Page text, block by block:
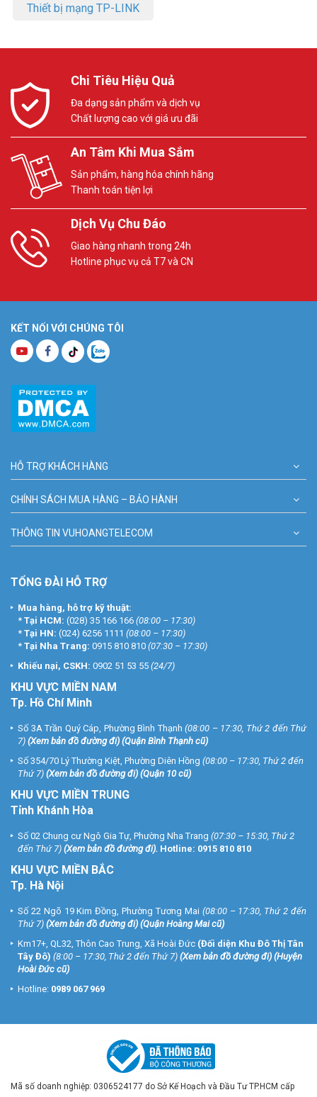
Thiết bị mạng TP-LINK
Chi Tiêu Hiệu Quả
Đa dạng sản phẩm và dịch vụ
Chất lượng cao với giá ưu đãi
An Tâm Khi Mua Sắm
Sản phẩm, hàng hóa chính hãng
Thanh toán tiện lợi
Dịch Vụ Chu Đáo
Giao hàng nhanh trong 24h
Hotline phục vụ cả T7 và CN
KẾT NỐI VỚI CHÚNG TÔI
HỖ TRỢ KHÁCH HÀNG
CHÍNH SÁCH MUA HÀNG – BẢO HÀNH
THÔNG TIN VUHOANGTELECOM
TỔNG ĐÀI HỖ TRỢ
Mua hàng, hỗ trợ kỹ thuật:
* Tại HCM: (028) 35 166 166 (08:00 – 17:30)
* Tại HN: (024) 6256 1111 (08:00 – 17:30)
* Tại Nha Trang: 0915 810 810 (07:30 – 17:30)
Khiếu nại, CSKH: 0902 51 53 55 (24/7)
KHU VỰC MIỀN NAM
Tp. Hồ Chí Minh
Số 3A Trần Quý Cáp, Phường Bình Thạnh (08:00 – 17:30, Thứ 2 đến Thứ
7) (Xem bản đồ đường đi) (Quận Bình Thạnh cũ)
Số 354/70 Lý Thường Kiệt, Phường Diên Hồng (08:00 – 17:30, Thứ 2 đến
Thứ 7) (Xem bản đồ đường đi) (Quận 10 cũ)
KHU VỰC MIỀN TRUNG
Tỉnh Khánh Hòa
Số 02 Chung cư Ngô Gia Tự, Phường Nha Trang (07:30 – 15:30, Thứ 2
đến Thứ 7) (Xem bản đồ đường đi). Hotline: 0915 810 810
KHU VỰC MIỀN BẮC
Tp. Hà Nội
Số 22 Ngõ 19 Kim Đồng, Phường Tương Mai (08:00 – 17:30, Thứ 2 đến
Thứ 7) (Xem bản đồ đường đi) (Quận Hoàng Mai cũ)
Km17+, QL32, Thôn Cao Trung, Xã Hoài Đức (Đối diện Khu Đô Thị Tân
Tây Đô) (8:00 – 17:30, Thứ 2 đến Thứ 7) (Xem bản đồ đường đi) (Huyện
Hoài Đức cũ)
Hotline: 0989 067 969
Mã số doanh nghiệp: 0306524177 do Sở Kế Hoạch và Đầu Tư TP.HCM cấp